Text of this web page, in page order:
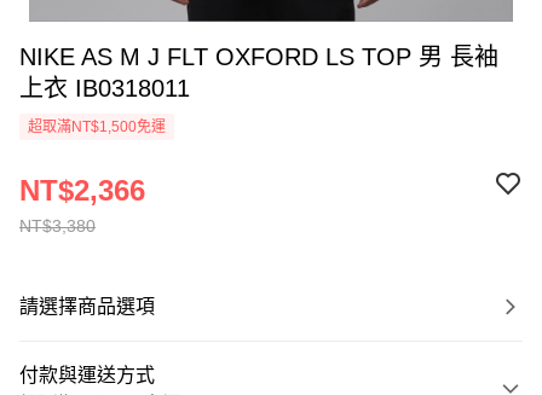
NIKE AS M J FLT OXFORD LS TOP 男 長袖
上衣 IB0318011
超取滿NT$1,500免運
NT$3,380
NT$2,366
請選擇商品選項
付款與運送方式